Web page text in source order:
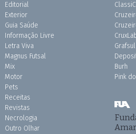
Editorial
Exterior
Guia Saúde
Informação Livre
Letra Viva
Magnus Futsal
Mix
Motor
Pets
Receitas
Revistas
Necrologia
Outro Olhar
Grafsul
Burh
Pink